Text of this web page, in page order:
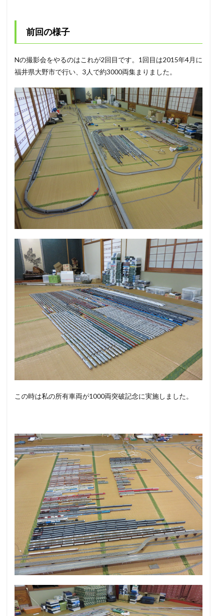
前回の様子
Nの撮影会をやるのはこれが2回目です。1回目は2015年4月に
福井県大野市で行い、3人で約3000両集まりました。
この時は私の所有車両が1000両突破記念に実施しました。